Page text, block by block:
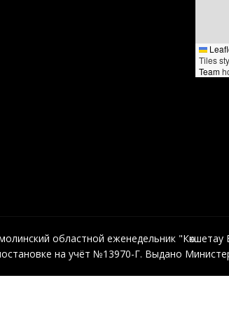
Tiles
Team
областной еженедельник "Көкшетау
на учёт №13970-Г. Выдано